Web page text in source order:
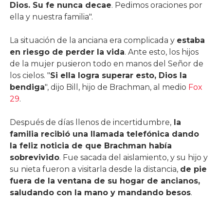
Dios. Su fe nunca decae. Pedimos oraciones por
ella y nuestra familia".
La situación de la anciana era complicada y estaba
en riesgo de perder la vida. Ante esto, los hijos
de la mujer pusieron todo en manos del Señor de
los cielos. "Si ella logra superar esto, Dios la
bendiga", dijo Bill, hijo de Brachman, al medio Fox
29.
Después de días llenos de incertidumbre, la
familia recibió una llamada telefónica dando
la feliz noticia de que Brachman había
sobrevivido. Fue sacada del aislamiento, y su hijo y
su nieta fueron a visitarla desde la distancia, de pie
fuera de la ventana de su hogar de ancianos,
saludando con la mano y mandando besos.